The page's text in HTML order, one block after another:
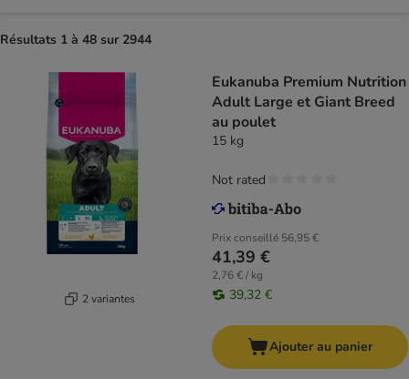
Résultats 1 à 48 sur 2944
2 variantes
Eukanuba Premium Nutrition
Adult Large et Giant Breed
au poulet
15 kg
Prix conseillé 56,95 €
41,39 €
2,76 € / kg
39,32 €
Not rated
Ajouter au panier